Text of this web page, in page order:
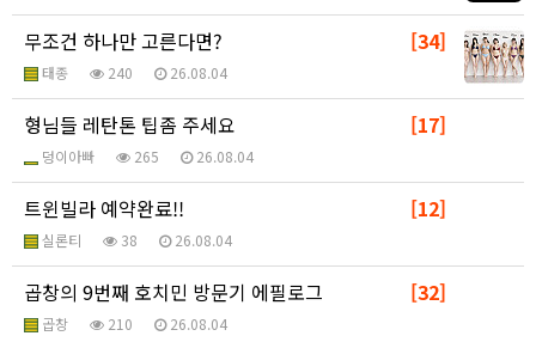
[34]
무조건 하나만 고른다면?
태종 240 26.08.04
[17]
형님들 레탄톤 팁좀 주세요
덩이아빠 265 26.08.04
[12]
트윈빌라 예약완료!!
실론티 38 26.08.04
[32]
곱창의 9번째 호치민 방문기 에필로그
곱창 210 26.08.04